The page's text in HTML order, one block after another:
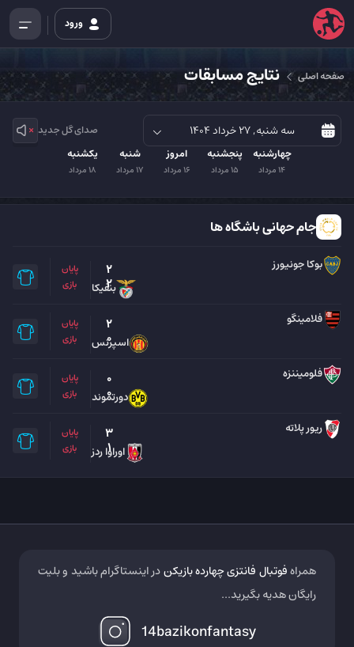
ورود
صفحه اصلی نتایج مسابقات
چهارشنبه
14 مرداد
پنجشنبه
15 مرداد
امروز
16 مرداد
شنبه
17 مرداد
یکشنبه
18 مرداد
صدای گل جدید
جام حهانی باشگاه ها
پایان
بازی
بوکا جونیورز 2
2
بنفیکا
پایان
بازی
فلامینگو 2
0
اسپرنس
پایان
بازی
فلومیننزه 0
0
دورتموند
پایان
بازی
ریور پلاته 3
1
اوراوا ردز
همراهفوتبال فانتزی چهارده بازیکندر اینستاگرام باشید و بلیت
رایگان هدیه بگیرید...
14bazikonfantasy